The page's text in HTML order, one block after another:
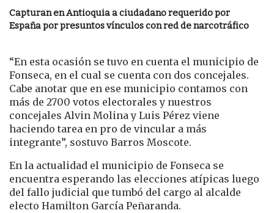
Capturan en Antioquia a ciudadano requerido por
España por presuntos vínculos con red de narcotráfico
“En esta ocasión se tuvo en cuenta el municipio de
Fonseca, en el cual se cuenta con dos concejales.
Cabe anotar que en ese municipio contamos con
más de 2700 votos electorales y nuestros
concejales Alvin Molina y Luis Pérez viene
haciendo tarea en pro de vincular a más
integrante”, sostuvo Barros Moscote.
En la actualidad el municipio de Fonseca se
encuentra esperando las elecciones atípicas luego
del fallo judicial que tumbó del cargo al alcalde
electo Hamilton García Peñaranda.